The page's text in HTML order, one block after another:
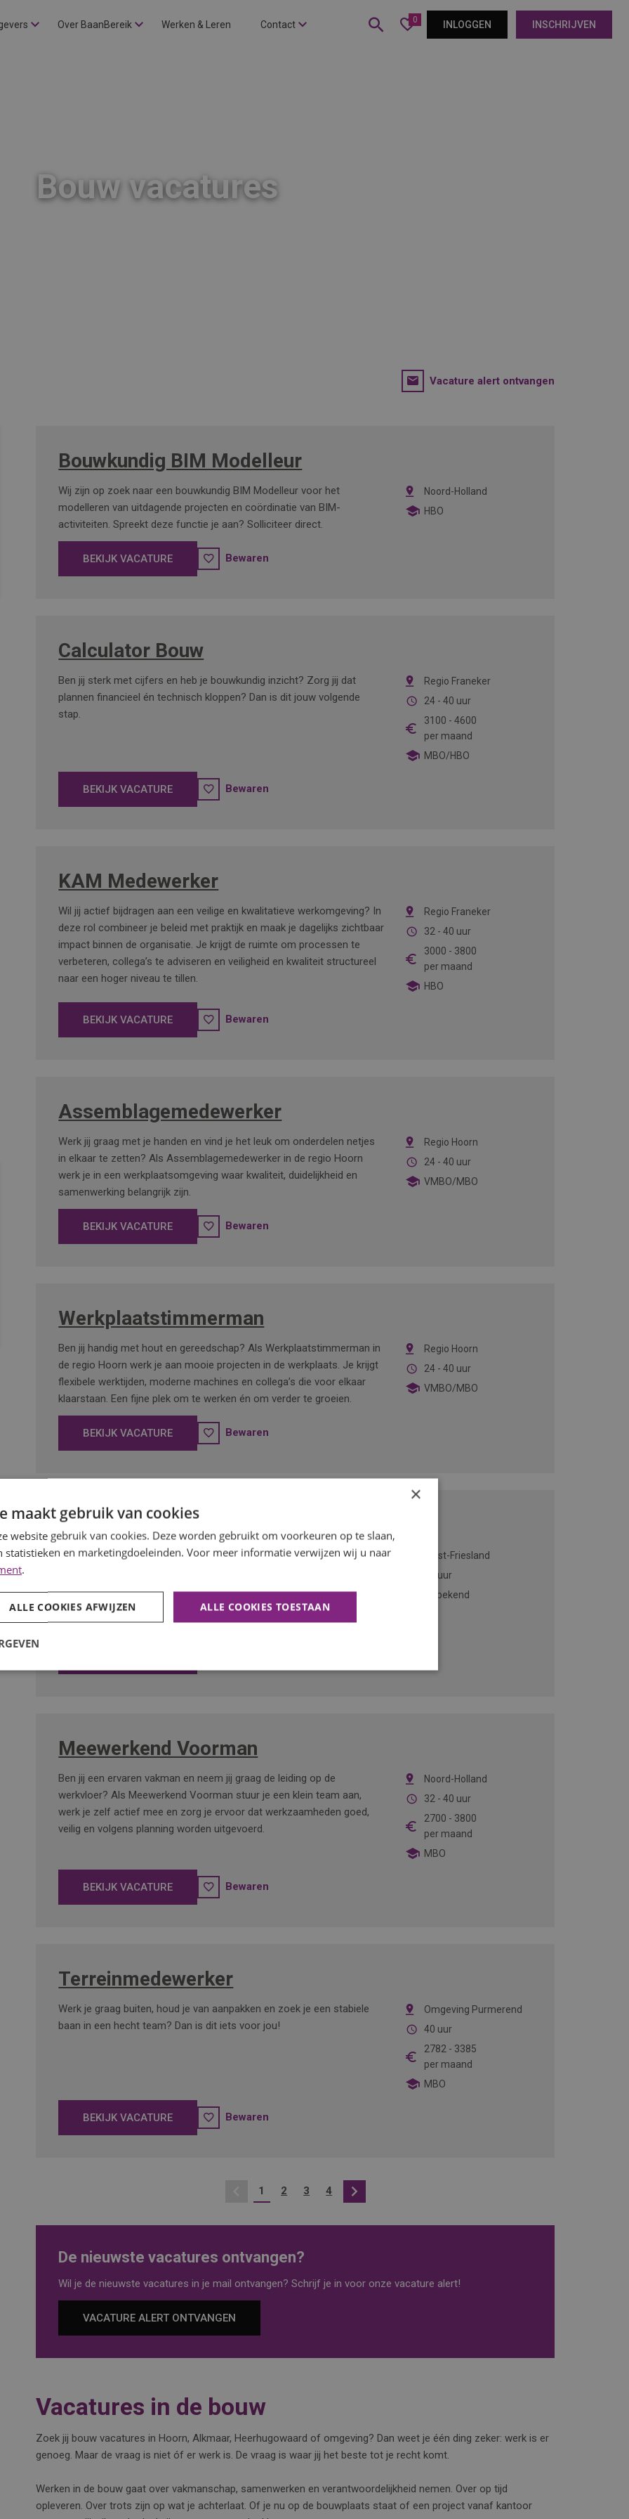
Over BaanBereik Werken & Leren Contact 0 INLOGGEN INSCHRIJVEN
Bouw vacatures
Vacature alert ontvangen
Bouwkundig BIM Modelleur
Noord-Holland
HBO
Wij zijn op zoek naar een bouwkundig BIM Modelleur voor het
modelleren van uitdagende projecten en coördinatie van BIM-
activiteiten. Spreekt deze functie je aan? Solliciteer direct.
BEKIJK VACATURE Bewaren
Calculator Bouw
Regio Franeker
24 - 40 uur
3100 - 4600
per maand
MBO/HBO
Ben jij sterk met cijfers en heb je bouwkundig inzicht? Zorg jij dat
plannen financieel én technisch kloppen? Dan is dit jouw volgende
stap.
BEKIJK VACATURE Bewaren
KAM Medewerker
Regio Franeker
32 - 40 uur
3000 - 3800
per maand
HBO
Wil jij actief bijdragen aan een veilige en kwalitatieve werkomgeving? In
deze rol combineer je beleid met praktijk en maak je dagelijks zichtbaar
impact binnen de organisatie. Je krijgt de ruimte om processen te
verbeteren, collega’s te adviseren en veiligheid en kwaliteit structureel
naar een hoger niveau te tillen.
BEKIJK VACATURE Bewaren
Assemblagemedewerker
Regio Hoorn
24 - 40 uur
VMBO/MBO
Werk jij graag met je handen en vind je het leuk om onderdelen netjes
in elkaar te zetten? Als Assemblagemedewerker in de regio Hoorn
werk je in een werkplaatsomgeving waar kwaliteit, duidelijkheid en
samenwerking belangrijk zijn.
BEKIJK VACATURE Bewaren
Werkplaatstimmerman
Regio Hoorn
24 - 40 uur
VMBO/MBO
Ben jij handig met hout en gereedschap? Als Werkplaatstimmerman in
de regio Hoorn werk je aan mooie projecten in de werkplaats. Je krijgt
flexibele werktijden, moderne machines en collega’s die voor elkaar
klaarstaan. Een fijne plek om te werken én om verder te groeien.
BEKIJK VACATURE Bewaren
Hulpmonteur Duurzame Installaties
West-Friesland
40 uur
Onbekend
Ben jij technisch aangelegd en wil je alles leren over duurzame
installeren van zonnepanelen, laadpalen en batterijsystemen. Je werkt
mee op projecten, leert in de praktijk en bouwt aan een carrière in een
groeiende branche.
Meewerkend Voorman
Noord-Holland
32 - 40 uur
2700 - 3800
per maand
MBO
Ben jij een ervaren vakman en neem jij graag de leiding op de
werkvloer? Als Meewerkend Voorman stuur je een klein team aan,
werk je zelf actief mee en zorg je ervoor dat werkzaamheden goed,
veilig en volgens planning worden uitgevoerd.
BEKIJK VACATURE Bewaren
Terreinmedewerker
Omgeving Purmerend
40 uur
2782 - 3385
per maand
MBO
Werk je graag buiten, houd je van aanpakken en zoek je een stabiele
baan in een hecht team? Dan is dit iets voor jou!
BEKIJK VACATURE Bewaren
Vorige
1 2 3 4
De nieuwste vacatures ontvangen?
Wil je de nieuwste vacatures in je mail ontvangen? Schrijf je in voor onze vacature alert!
VACATURE ALERT ONTVANGEN
Vacatures in de bouw
Zoek jij bouw vacatures in Hoorn, Alkmaar, Heerhugowaard of omgeving? Dan weet je één ding zeker: werk is er
genoeg. Maar de vraag is niet óf er werk is. De vraag is waar jij het beste tot je recht komt.
Werken in de bouw gaat over vakmanschap, samenwerken en verantwoordelijkheid nemen. Over op tijd
opleveren. Over trots zijn op wat je achterlaat. Of je nu op de bouwplaats staat of een project vanaf kantoor
×
maakt gebruik van cookies
website gebruik van cookies. Deze worden gebruikt om voorkeuren op te slaan,
statistieken en marketingdoeleinden. Voor meer informatie verwijzen wij u naar
.
ALLE COOKIES TOESTAAN
ALLE COOKIES AFWIJZEN